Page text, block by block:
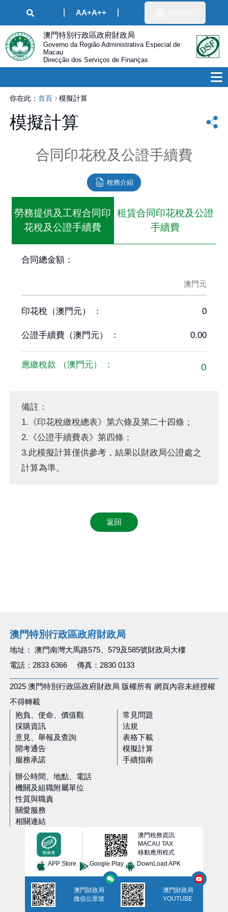
AA+A++
澳門特別行政區政府財政局
Governo da Região Administrativa Especial de
Macau
Direcção dos Serviços de Finanças
你在此： 首頁 模擬計算
模擬計算
合同印花稅及公證手續費
稅務介紹
勞務提供及工程合同印
花稅及公證手續費
租賃合同印花稅及公證
手續費
合同總金額：
澳門元
印花稅 （澳門元） ： 0
公證手續費（澳門元） ： 0.00
應繳稅款 （澳門元） ： 0
備註：
1.《印花稅繳稅總表》第六條及第二十四條；
2.《公證手續費表》第四條；
3.此模擬計算僅供參考，結果以財政局公證處之
計算為準。
返回
澳門特別行政區政府財政局
地址： 澳門南灣大馬路575、579及585號財政局大樓
電話：2833 6366 傳真：2830 0133
2025 澳門特別行政區政府財政局 版權所有 網頁內容未經授權
不得轉載
抱負、使命、價值觀
採購資訊
意見、舉報及查詢
開考通告
服務承諾
常見問題
法規
表格下載
模擬計算
手續指南
辦公時間、地點、電話
機關及組職附屬單位
性質與職責
關愛服務
相關連結
澳門稅務資訊
MACAU TAX
移動應用程式
APP Store
Google Play DownLoad APK
澳門財政局
微信公眾號
澳門財政局
YOUTUBE